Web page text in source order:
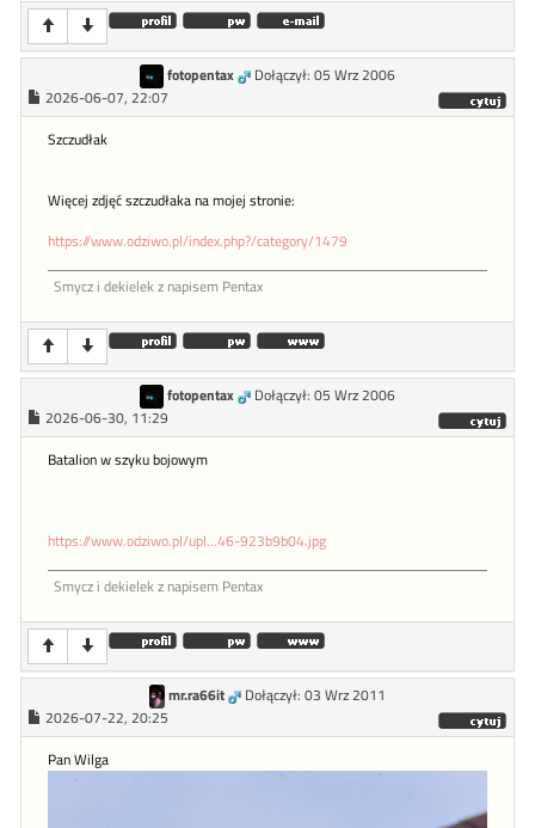
fotopentax
Dołączył: 05 Wrz 2006
2026-06-07, 22:07
Szczudłak
Więcej zdjęć szczudłaka na mojej stronie:
https://www.odziwo.pl/index.php?/category/1479
Smycz i dekielek z napisem Pentax
fotopentax
Dołączył: 05 Wrz 2006
2026-06-30, 11:29
Batalion w szyku bojowym
https://www.odziwo.pl/upl...46-923b9b04.jpg
Smycz i dekielek z napisem Pentax
mr.ra66it
Dołączył: 03 Wrz 2011
2026-07-22, 20:25
Pan Wilga